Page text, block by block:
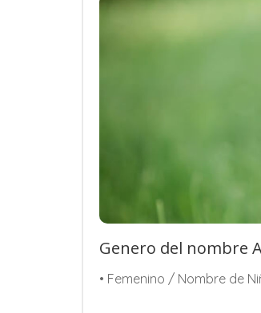
Genero del nombre
• Femenino / Nombre de